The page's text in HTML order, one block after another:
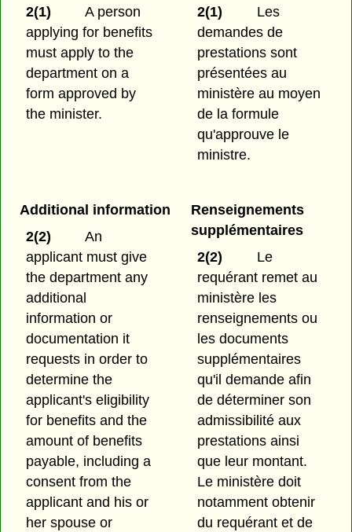
2(1)
A person
applying for benefits
must apply to the
department on a
form approved by
the minister.
2(1)
Les
demandes de
prestations sont
présentées au
ministère au moyen
de la formule
qu'approuve le
ministre.
Additional information
2(2)
An
applicant must give
the department any
additional
information or
documentation it
requests in order to
determine the
applicant's eligibility
for benefits and the
amount of benefits
payable, including a
consent from the
applicant and his or
her spouse or
Renseignements
supplémentaires
2(2)
Le
requérant remet au
ministère les
renseignements ou
les documents
supplémentaires
qu'il demande afin
de déterminer son
admissibilité aux
prestations ainsi
que leur montant.
Le ministère doit
notamment obtenir
du requérant et de